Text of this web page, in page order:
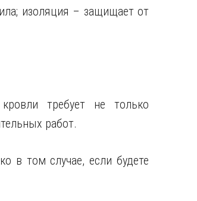
изоляция – защищает от
требует не только
работ.
в том случае, если будете